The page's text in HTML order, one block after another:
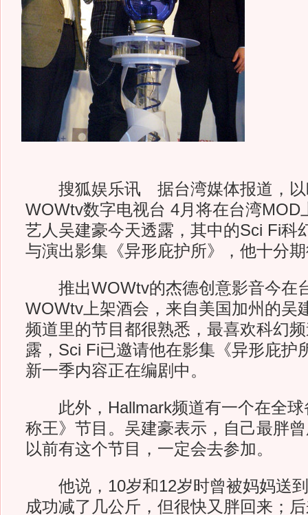
搜狐娱乐讯 据台湾媒体报道，以
WOWtv数字电视台 4月将在台湾MOD
艺人吴建豪今天透露，其中的Sci Fi科
与演出影集《异形庇护所》，他十分
推出WOWtv的杰德创意影音今在
WOWtv上架酒会，来自美国加州的吴
频道里的节目都很熟悉，最喜欢科幻
露，Sci Fi已邀请他在影集《异形庇护
新一季内容正在编剧中。
此外，Hallmark频道有一个在全球
称王》节目。吴建豪表示，自己最胖
以前有这个节目，一定会去参加。
他说，10岁和12岁时曾被妈妈送到
成功减了几公斤，但很快又胖回来；